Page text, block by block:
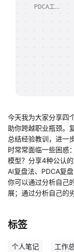
支持
帮助中心
今天我为大家分享四
助你跨越职业瓶颈。
总结经验教训，进一
时常常面临一些困惑
模型？分享4种公认
AI复盘法、PDCA复
你可以通过分析自己
展；通过分析自己的
标签
个人笔记 工作